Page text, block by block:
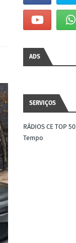
ADS
SERVIÇOS
RÁDIOS CE TOP 50
Tempo